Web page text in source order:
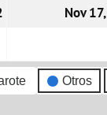
16/11/2022
Nov
Otros